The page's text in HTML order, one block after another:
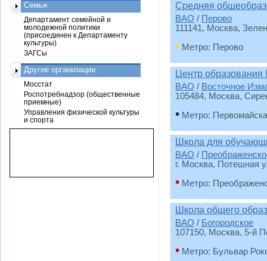
Средняя
ВАО / Перово
111141, Москва,
• Метро: Перово
Центр
ВАО / Восточное
105484, Москва,
• Метро:
Школа для
ВАО /
г. Москва, Потешная
• Метро:
Школа общего
ВАО / Богородское
107150, Москва, 5-й
• Метро: Бульвар
Семья
Департамент семейной и
молодежной политики
(присоединен к Департаменту
культуры)
ЗАГСы
Другие организации
Мосстат
Роспотребнадзор (общественные
приемные)
Управления физической культуры
и спорта